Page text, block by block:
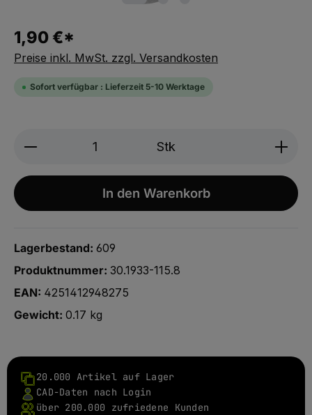
1,90 €*
Preise inkl. MwSt. zzgl. Versandkosten
Sofort verfügbar : Lieferzeit 5-10 Werktage
Produkt Anzahl: Gib den
Stk
In den Warenkorb
Lagerbestand: 609
Produktnummer: 30.1933-115.8
EAN: 4251412948275
Gewicht: 0.17 kg
20.000 Artikel auf Lager
CAD-Daten nach Login
über 200.000 zufriedene Kunden